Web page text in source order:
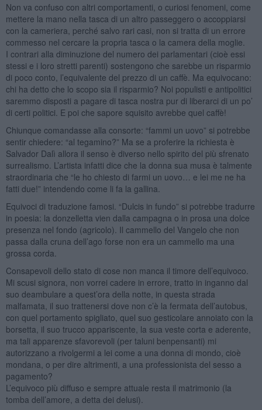
Non va confuso con altri comportamenti, o curiosi fenomeni, come
mettere la mano nella tasca di un altro passeggero o accoppiarsi
con la cameriera, perché salvo rari casi, non si tratta di un errore
commesso nel cercare la propria tasca o la camera della moglie.
I contrari alla diminuzione del numero dei parlamentari (cioè essi
stessi e i loro stretti parenti) sostengono che sarebbe un risparmio
di poco conto, l’equivalente del prezzo di un caffè. Ma equivocano:
chi ha detto che lo scopo sia il risparmio? Noi populisti e antipolitici
saremmo disposti a pagare di tasca nostra pur di liberarci di un po’
di certi politici. E poi che sapore squisito avrebbe quel caffè!
Chiunque comandasse alla consorte: “fammi un uovo” si potrebbe
sentir chiedere: “al tegamino?” Ma se a proferire la richiesta è
Salvador Dalì allora il senso è diverso nello spirito del più sfrenato
surrealismo. L’artista infatti dice che la donna sua musa è talmente
straordinaria che “le ho chiesto di farmi un uovo… e lei me ne ha
fatti due!” intendendo come li fa la gallina.
Equivoci di traduzione famosi. “Dulcis in fundo” si potrebbe tradurre
in poesia: la donzelletta vien dalla campagna o in prosa una dolce
presenza nel fondo (agricolo). Il cammello del Vangelo che non
passa dalla cruna dell’ago forse non era un cammello ma una
grossa corda.
Consapevoli dello stato di cose non manca il timore dell’equivoco.
Mi scusi signora, non vorrei cadere in errore, tratto in inganno dal
suo deambulare a quest’ora della notte, in questa strada
malfamata, il suo trattenersi dove non c’è la fermata dell’autobus,
con quel portamento spigliato, quel suo gesticolare annoiato con la
borsetta, il suo trucco appariscente, la sua veste corta e aderente,
ma tali apparenze sfavorevoli (per taluni benpensanti) mi
autorizzano a rivolgermi a lei come a una donna di mondo, cioè
mondana, o per dire altrimenti, a una professionista del sesso a
pagamento?
L’equivoco più diffuso e sempre attuale resta il matrimonio (la
tomba dell’amore, a detta dei delusi).